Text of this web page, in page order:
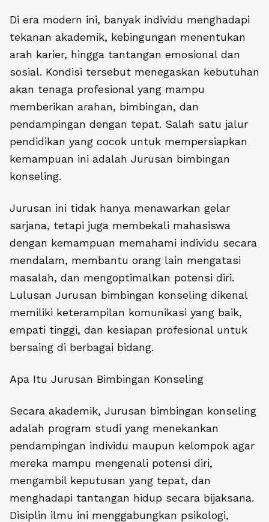
Di era modern ini, banyak individu menghadapi
tekanan akademik, kebingungan menentukan
arah karier, hingga tantangan emosional dan
sosial. Kondisi tersebut menegaskan kebutuhan
akan tenaga profesional yang mampu
memberikan arahan, bimbingan, dan
pendampingan dengan tepat. Salah satu jalur
pendidikan yang cocok untuk mempersiapkan
kemampuan ini adalah Jurusan bimbingan
konseling.
Jurusan ini tidak hanya menawarkan gelar
sarjana, tetapi juga membekali mahasiswa
dengan kemampuan memahami individu secara
mendalam, membantu orang lain mengatasi
masalah, dan mengoptimalkan potensi diri.
Lulusan Jurusan bimbingan konseling dikenal
memiliki keterampilan komunikasi yang baik,
empati tinggi, dan kesiapan profesional untuk
bersaing di berbagai bidang.
Apa Itu Jurusan Bimbingan Konseling
Secara akademik, Jurusan bimbingan konseling
adalah program studi yang menekankan
pendampingan individu maupun kelompok agar
mereka mampu mengenali potensi diri,
mengambil keputusan yang tepat, dan
menghadapi tantangan hidup secara bijaksana.
Disiplin ilmu ini menggabungkan psikologi,